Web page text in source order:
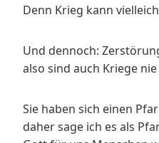
Denn Krieg kann
Und dennoch:
also sind auch Kriege
Sie haben sich einen
daher sage ich es als